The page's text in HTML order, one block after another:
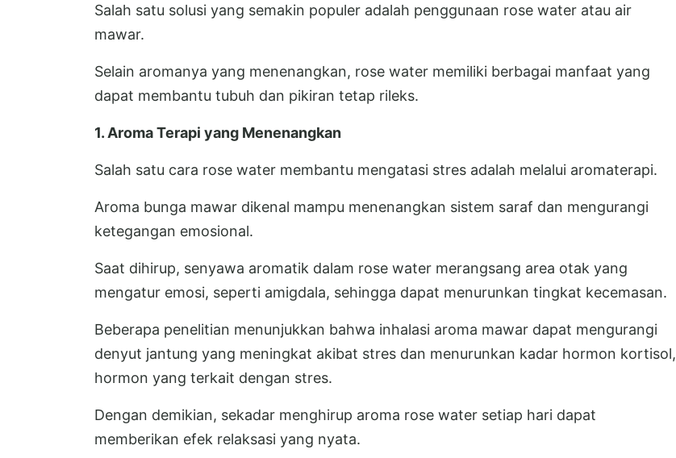
Salah satu solusi yang semakin populer adalah penggunaan rose water atau air
mawar.
Selain aromanya yang menenangkan, rose water memiliki berbagai manfaat yang
dapat membantu tubuh dan pikiran tetap rileks.
1. Aroma Terapi yang Menenangkan
Salah satu cara rose water membantu mengatasi stres adalah melalui aromaterapi.
Aroma bunga mawar dikenal mampu menenangkan sistem saraf dan mengurangi
ketegangan emosional.
Saat dihirup, senyawa aromatik dalam rose water merangsang area otak yang
mengatur emosi, seperti amigdala, sehingga dapat menurunkan tingkat kecemasan.
Beberapa penelitian menunjukkan bahwa inhalasi aroma mawar dapat mengurangi
denyut jantung yang meningkat akibat stres dan menurunkan kadar hormon kortisol,
hormon yang terkait dengan stres.
Dengan demikian, sekadar menghirup aroma rose water setiap hari dapat
memberikan efek relaksasi yang nyata.